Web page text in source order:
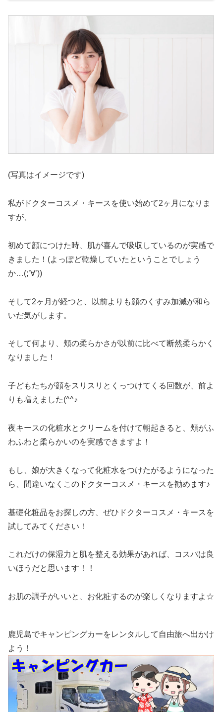
(写真はイメージです)
私がドクターコスメ・キースを使い始めて2ヶ月になりま
すが、
初めて顔につけた時、肌が喜んで吸収しているのが実感で
きました！(よっぽど乾燥していたということでしょう
か…(;’∀’))
そして2ヶ月が経つと、以前よりも顔のくすみ加減が和ら
いだ気がします。
そして何より、頬の柔らかさが以前に比べて断然柔らかく
なりました！
子どもたちが顔をスリスリとくっつけてくる回数が、前よ
りも増えました(^^♪
夜キースの化粧水とクリームを付けて朝起きると、頬がふ
わふわと柔らかいのを実感できますよ！
もし、娘が大きくなって化粧水をつけたがるようになった
ら、間違いなくこのドクターコスメ・キースを勧めます♪
基礎化粧品をお探しの方、ぜひドクターコスメ・キースを
試してみてください！
これだけの保湿力と肌を整える効果があれば、コスパは良
いほうだと思います！！
お肌の調子がいいと、お化粧するのが楽しくなりますよ☆
鹿児島でキャンピングカーをレンタルして自由旅へ出かけ
よう！